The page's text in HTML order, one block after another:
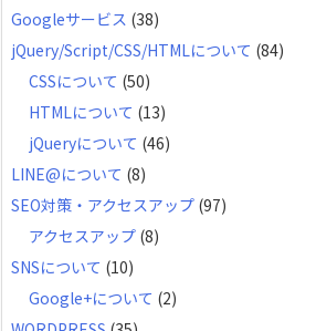
Googleサービス (38)
jQuery/Script/CSS/HTMLについて (84)
CSSについて (50)
HTMLについて (13)
jQueryについて (46)
LINE@について (8)
SEO対策・アクセスアップ (97)
アクセスアップ (8)
SNSについて (10)
Google+について (2)